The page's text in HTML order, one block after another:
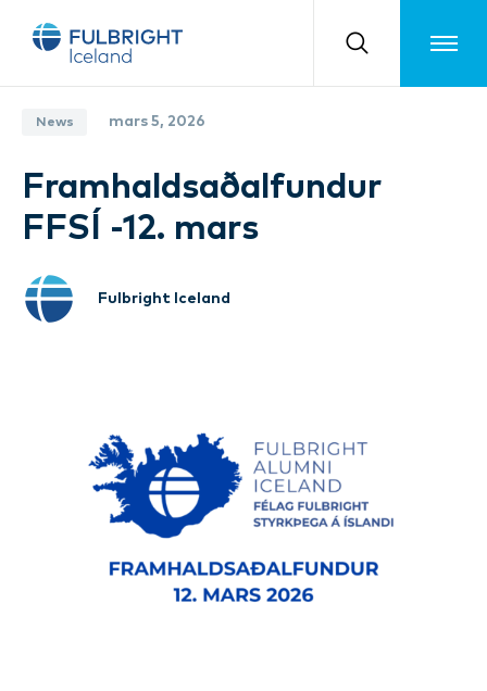
Toggle
News mars 5, 2026
Framhaldsaðalfundur
FFSÍ -12. mars
Fulbright Iceland